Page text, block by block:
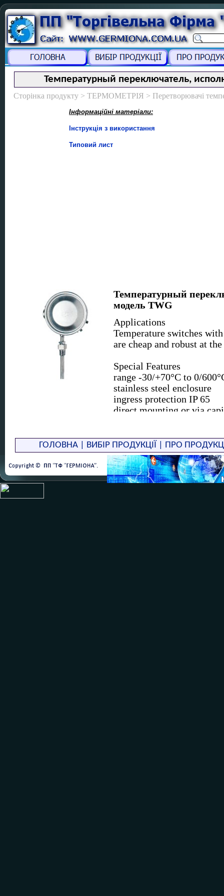
Температурный переключатель,
Сторінка продукту > ТЕРМОМЕТРІЯ > Перетворювачі
Інформаційні матеріали:
Інструкція з використання
Типовий лист
Температурный
модель TWG
Applications
Temperature switches
are cheap and robust at
Special Features
range -30/+70°C to 0/
stainless steel enclosure
ingress protection IP 65
direct mounting or via
high switching capability
fixed or adjustable
option GAS Ex-ia DUST
option NACE, off-shore,
ГОЛОВНА| ВИБІР ПРОДУКЦІЇ ПРО